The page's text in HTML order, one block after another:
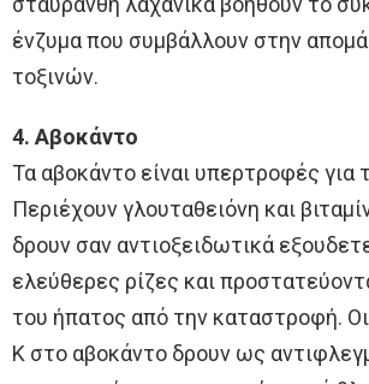
ένζυμα που συμβάλλουν στην
τοξινών.
4. Αβοκάντο
Τα αβοκάντο είναι υπερτροφές για
Περιέχουν γλουταθειόνη και
δρουν σαν αντιοξειδωτικά
ελεύθερες ρίζες και
του ήπατος από την καταστροφή. Οι
Κ στο αβοκάντο δρουν ως